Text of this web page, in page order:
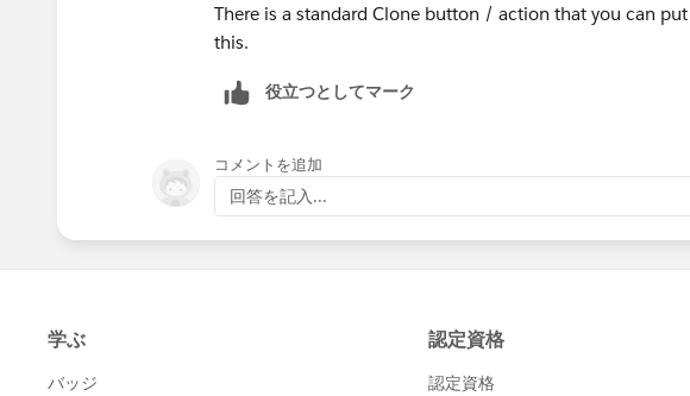
There is a standard Clone button / action that you can
this.
役立つとしてマーク
コメントを追加
回答を記入...